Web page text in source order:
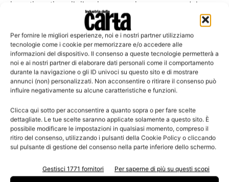
Per fornire le migliori esperienze, noi e i nostri partner utilizziamo
tecnologie come i cookie per memorizzare e/o accedere alle
informazioni del dispositivo. Il consenso a queste tecnologie permetterà a
noi e ai nostri partner di elaborare dati personali come il comportamento
durante la navigazione o gli ID univoci su questo sito e di mostrare
annunci (non) personalizzati. Non acconsentire o ritirare il consenso può
influire negativamente su alcune caratteristiche e funzioni.
Clicca qui sotto per acconsentire a quanto sopra o per fare scelte
dettagliate. Le tue scelte saranno applicate solamente a questo sito. È
possibile modificare le impostazioni in qualsiasi momento, compreso il
ritiro del consenso, utilizzando i pulsanti della Cookie Policy o cliccando
sul pulsante di gestione del consenso nella parte inferiore dello schermo.
Gestisci 1771 fornitori Per saperne di più su questi scopi
investimenti per il rilancio economico europeo – del
quale parte consistente è vincolato all’economia
circolare, alla transizione energetica, alla digitalizzazione
e quindi a Industry 4.0, temi sui quali la Federazione sta
lavorando.
Nel corso del webinar Valeria Fazio, senior manager di
BDO Italia – Divisione Sustainable Innovation ha
presentato “La sostenibilità come chiave evolutiva per le
aziende”, con i relativi vantaggi che apporta al modello di
business aziendale. Francesco Bicciato e Arianna Lovera,
Segretario generale e Senior programme officer del
Forum Finanza Sostenibile, hanno invece affrontato
“L’importanza della sostenibilità nelle scelte di